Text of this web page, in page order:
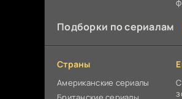
Подборки по сериалам
Страны
Американские сериалы